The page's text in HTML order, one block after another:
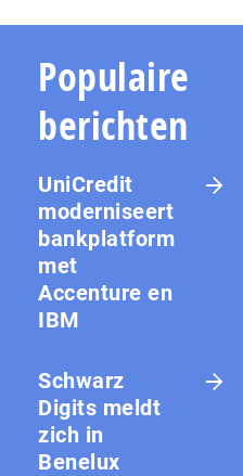
Populaire
berichten
UniCredit
moderniseert
bankplatform
met
Accenture en
IBM
Schwarz
Digits meldt
zich in
Benelux